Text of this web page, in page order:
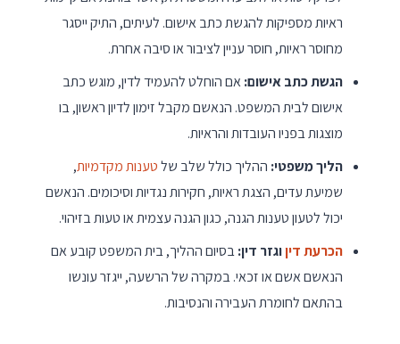
ראיות מספיקות להגשת כתב אישום. לעיתים, התיק ייסגר
מחוסר ראיות, חוסר עניין לציבור או סיבה אחרת.
הגשת כתב אישום:אם הוחלט להעמיד לדין, מוגש כתב
אישום לבית המשפט. הנאשם מקבל זימון לדיון ראשון, בו
מוצגות בפניו העובדות והראיות.
הליך משפטי: ההליך כולל שלב שלטענות מקדמיות,
שמיעת עדים, הצגת ראיות, חקירות נגדיות וסיכומים. הנאשם
יכול לטעון טענות הגנה, כגון הגנה עצמית או טעות בזיהוי.
הכרעת דיןוגזר דין:בסיום ההליך, בית המשפט קובע אם
הנאשם אשם או זכאי. במקרה של הרשעה, ייגזר עונשו
בהתאם לחומרת העבירה והנסיבות.